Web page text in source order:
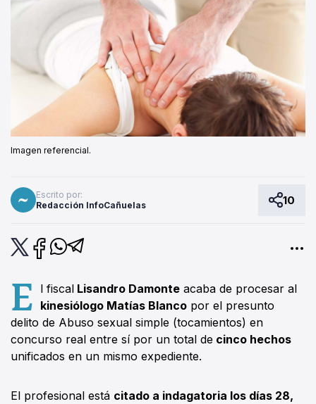
Imagen referencial.
Escrito por:
Redacción InfoCañuelas
10
E l fiscal Lisandro Damonte acaba de procesar al
kinesiólogo Matías Blanco por el presunto
delito de Abuso sexual simple (tocamientos) en
concurso real entre sí por un total de cinco hechos
unificados en un mismo expediente.
El profesional está citado a indagatoria los días 28,